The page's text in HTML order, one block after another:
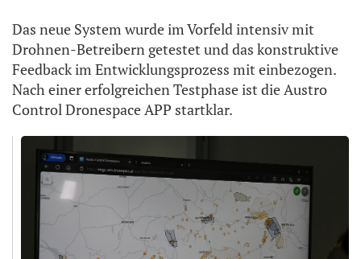
Das neue System wurde im Vorfeld intensiv mit
Drohnen-Betreibern getestet und das konstruktive
Feedback im Entwicklungsprozess mit einbezogen.
Nach einer erfolgreichen Testphase ist die Austro
Control Dronespace APP startklar.